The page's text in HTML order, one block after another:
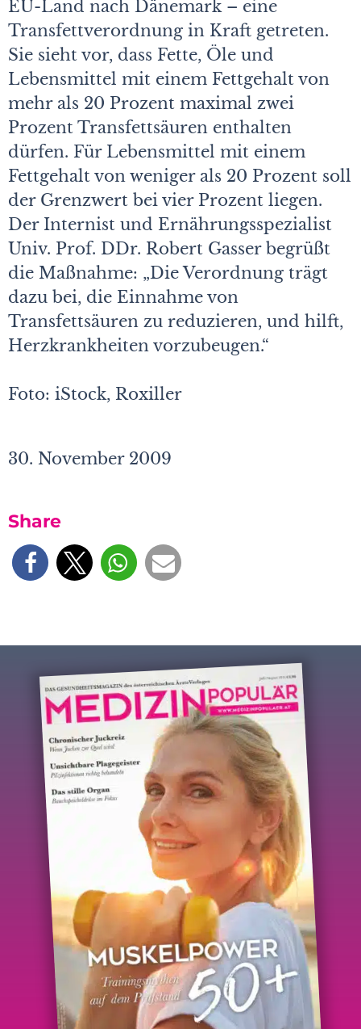
EU-Land nach Dänemark – eine
Transfettverordnung in Kraft getreten.
Sie sieht vor, dass Fette, Öle und
Lebensmittel mit einem Fettgehalt von
mehr als 20 Prozent maximal zwei
Prozent Transfettsäuren enthalten
dürfen. Für Lebensmittel mit einem
Fettgehalt von weniger als 20 Prozent soll
der Grenzwert bei vier Prozent liegen.
Der Internist und Ernährungsspezialist
Univ. Prof. DDr. Robert Gasser begrüßt
die Maßnahme: „Die Verordnung trägt
dazu bei, die Einnahme von
Transfettsäuren zu reduzieren, und hilft,
Herzkrankheiten vorzubeugen.“
Foto: iStock, Roxiller
30. November 2009
Share